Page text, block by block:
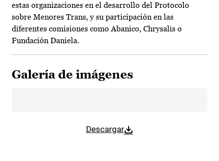
estas organizaciones en el desarrollo del Protocolo
sobre Menores Trans, y su participación en las
diferentes comisiones como Abanico, Chrysalis o
Fundación Daniela.
Galería de imágenes
Descargar